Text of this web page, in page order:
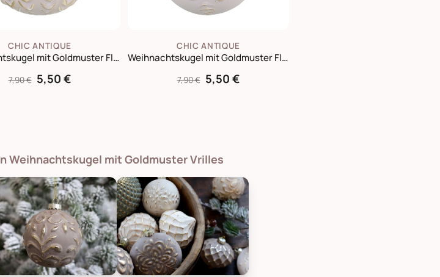
CHIC ANTIQUE
Weihnachtskugel mit Goldmuster Fleche
7,90 € 5,50 €
CHIC ANTIQUE
Weihnachtskugel mit Goldmuster Fleur
7,90 € 5,50 €
Weihnachtskugel mit Goldmuster Vrilles